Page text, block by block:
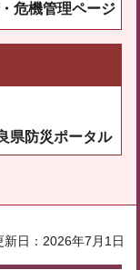
危機管理ページ
県防災ポータル
新日：2026年7月1日